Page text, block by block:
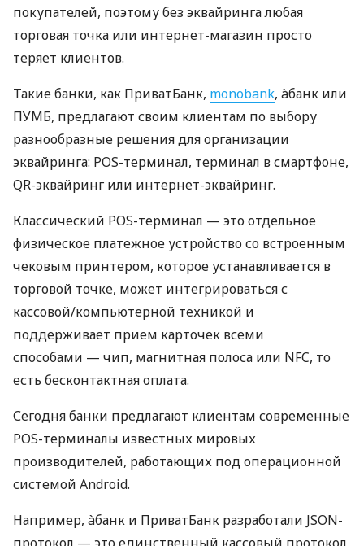
покупателей, поэтому без эквайринга любая
торговая точка или интернет-магазин просто
теряет клиентов.
Такие банки, как ПриватБанк, monobank, àбанк или
ПУМБ, предлагают своим клиентам по выбору
разнообразные решения для организации
эквайринга: POS-терминал, терминал в смартфоне,
QR-эквайринг или интернет-эквайринг.
Классический POS-терминал — это отдельное
физическое платежное устройство со встроенным
чековым принтером, которое устанавливается в
торговой точке, может интегрироваться с
кассовой/компьютерной техникой и
поддерживает прием карточек всеми
способами — чип, магнитная полоса или NFC, то
есть бесконтактная оплата.
Сегодня банки предлагают клиентам современные
POS-терминалы известных мировых
производителей, работающих под операционной
системой Android.
Например, àбанк и ПриватБанк разработали JSON-